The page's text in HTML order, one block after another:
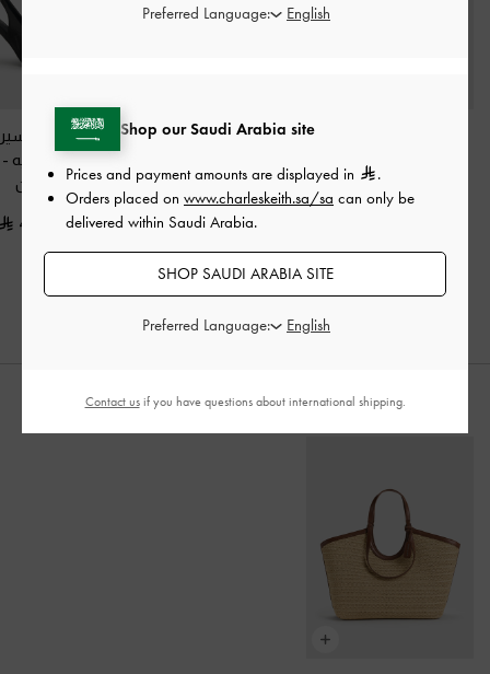
أسود خشن
حذاء سلينغ باك (بامبس)
خشن
400.00
حذاء ساتان
وسيور بليسيه -
خشن
400.00
ارتديه مع
Shop our Saudi Arabia site
Prices and payment amounts are displayed in
.
Orders placed on www.charleskeith.sa/sa can only be
delivered within Saudi Arabia.
SHOP SAUDI ARABIA SITE
Preferred Language:
Preferred Language:
Contact usif you have questions about international shipping.